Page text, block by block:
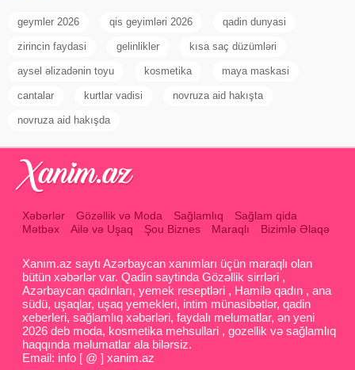
geymler 2026 qis geyimləri 2026 qadin dunyasi
zirincin faydasi gelinlikler kısa saç düzümləri
aysel əlizadənin toyu kosmetika maya maskasi
cantalar kurtlar vadisi novruza aid hakışta
novruza aid hakışda
Xəbərlər Gözəllik və Moda Sağlamlıq
Sağlam qida
Mətbəx
Ailə və Uşaq Şou Biznes Maraqlı Bizimlə Əlaqə
Xanım.az saytı Azərbaycan xanımları üçün maraqlı olan
bütün xəbərlər var. Qadin saytinda Gözəllik sirrləri ,
Azərbaycan qadınları, yemek reseptləri , Hamilə qadın , ana
südü, uşaqlar, uşaq yemekleri, intim münasibətlər, qadin
xeberleri, sağlamlıq xəbərləri, faydalı melumatlar, ən yeni
2026 deb moda, kosmetika mehsullari , gozellik və sağlamlıq
haqqında məlumatlar ala bilərsiz.
Email: info [ @ ] xanim.az